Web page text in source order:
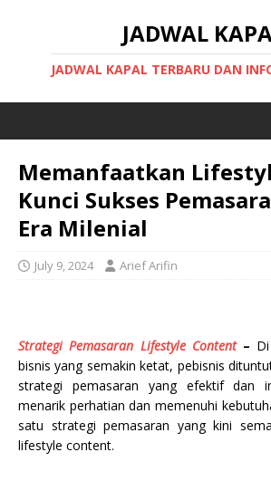
JADWAL
JADWAL KAPAL TERBARU DAN
Memanfaatkan
Kunci Sukses
Era Milenial
July 9, 2024 Arief Arifin
Strategi Pemasaran Lifestyle Content–
bisnis yang semakin ketat, pebisnis
strategi pemasaran yang efektif dan
menarik perhatian dan memenuhi
satu strategi pemasaran yang kini
lifestyle content.